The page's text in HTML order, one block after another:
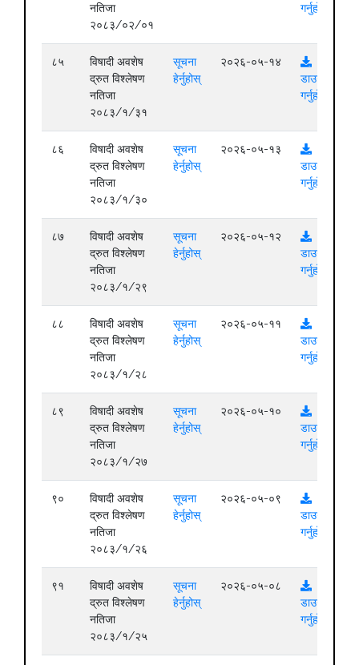
नतिजा
२०८३/०२/०१
गर्नुहोस्
८५
विषादी अवशेष
द्रुत विश्लेषण
नतिजा
२०८३/१/३१
सूचना
हेर्नुहोस्
२०२६-०५-१४
डाउनलोड
गर्नुहोस्
८६
विषादी अवशेष
द्रुत विश्लेषण
नतिजा
२०८३/१/३०
सूचना
हेर्नुहोस्
२०२६-०५-१३
डाउनलोड
गर्नुहोस्
८७
विषादी अवशेष
द्रुत विश्लेषण
नतिजा
२०८३/१/२९
सूचना
हेर्नुहोस्
२०२६-०५-१२
डाउनलोड
गर्नुहोस्
८८
विषादी अवशेष
द्रुत विश्लेषण
नतिजा
२०८३/१/२८
सूचना
हेर्नुहोस्
२०२६-०५-११
डाउनलोड
गर्नुहोस्
८९
विषादी अवशेष
द्रुत विश्लेषण
नतिजा
२०८३/१/२७
सूचना
हेर्नुहोस्
२०२६-०५-१०
डाउनलोड
गर्नुहोस्
९०
विषादी अवशेष
द्रुत विश्लेषण
नतिजा
२०८३/१/२६
सूचना
हेर्नुहोस्
२०२६-०५-०९
डाउनलोड
गर्नुहोस्
९१
विषादी अवशेष
द्रुत विश्लेषण
नतिजा
२०८३/१/२५
सूचना
हेर्नुहोस्
२०२६-०५-०८
डाउनलोड
गर्नुहोस्